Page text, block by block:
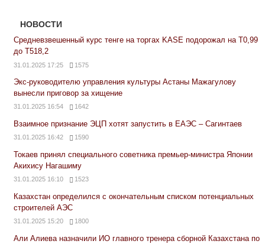
НОВОСТИ
Средневзвешенный курс тенге на торгах KASE подорожал на Т0,99
до Т518,2
31.01.2025 17:25 1575
Экс-руководителю управления культуры Астаны Мажагулову
вынесли приговор за хищение
31.01.2025 16:54 1642
Взаимное признание ЭЦП хотят запустить в ЕАЭС – Сагинтаев
31.01.2025 16:42 1590
Токаев принял специального советника премьер-министра Японии
Акихису Нагашиму
31.01.2025 16:10 1523
Казахстан определился с окончательным списком потенциальных
строителей АЭС
31.01.2025 15:20 1800
Али Алиева назначили ИО главного тренера сборной Казахстана по